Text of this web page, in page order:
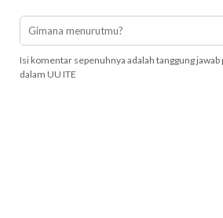
Isi komentar sepenuhnya adalah tanggung
dalam UU ITE